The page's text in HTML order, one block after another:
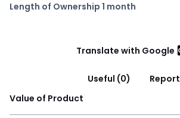
Length of Ownership 1 month
Translate with Google
Useful (0)
Report
Value of Product